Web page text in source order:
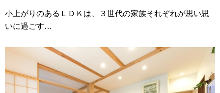
小上がりのあるＬＤＫは、３世代の家族それぞれが思い思
いに過ごす…